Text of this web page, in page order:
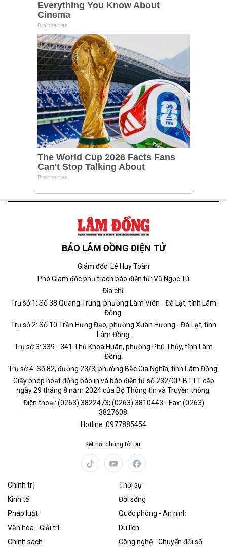
BÁO LÂM ĐỒNG ĐIỆN TỬ
Giám đốc: Lê Huy Toàn
Phó Giám đốc phụ trách báo điện tử: Vũ Ngọc Tú
Địa chỉ:
Trụ sở 1: Số 38 Quang Trung, phường Lâm Viên - Đà Lạt, tỉnh Lâm
Đồng.
Trụ sở 2: Số 10 Trần Hưng Đạo, phường Xuân Hương - Đà Lạt, tỉnh
Lâm Đồng.
Trụ sở 3: 339 - 341 Thủ Khoa Huân, phường Phú Thủy, tỉnh Lâm
Đồng.
Trụ sở 4: Số 82, đường 23/3, phường Bắc Gia Nghĩa, tỉnh Lâm Đồng.
Giấy phép hoạt động báo in và báo điện tử số 232/GP-BTTT cấp
ngày 29 tháng 8 năm 2024 của Bộ Thông tin và Truyền thông.
Điện thoại: (0263) 3822473; (0263) 3810443 - Fax: (0263)
3827608.
Hotline: 0977885454
Kết nối chúng tôi tại:
Chính trị
Thời sự
Kinh tế
Đời sống
Pháp luật
Quốc phòng - An ninh
Văn hóa - Giải trí
Du lịch
Chính sách
Công nghệ - Chuyển đổi số